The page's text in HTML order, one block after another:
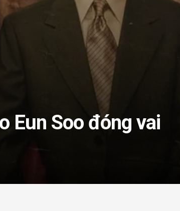
Eun Soo đóng vai